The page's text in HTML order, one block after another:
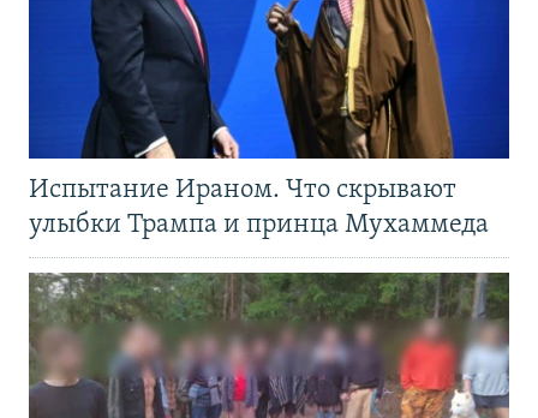
Испытание Ираном. Что скрывают
улыбки Трампа и принца Мухаммеда